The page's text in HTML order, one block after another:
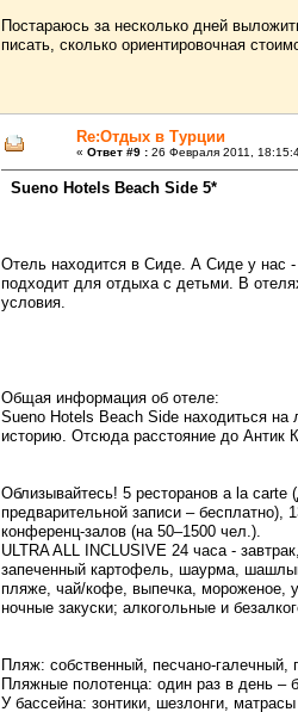
Постараюсь за несколько дней
писать, сколько ориентировочная
Re:Отдых в Турции
« Ответ #9 : 26 Февраля 2011,
Sueno Hotels Beach Side 5*
Отель находится в Сиде. А Сиде у нас
подходит для отдыха с детьми. В
условия.
Общая информация об отеле:
Sueno Hotels Beach Side находиться
историю. Отсюда расстояние до Антик
Облизывайтесь! 5 ресторанов a la сartе
предварительной записи – бесплатно),
конференц-залов (на 50–1500 чел.).
ULTRA ALL INCLUSIVE 24 часа -
запеченный картофель, шаурма,
пляже, чай/кофе, выпечка, мороженое,
ночные закуски; алкогольные и
Пляж: собственный, песчано-галечный,
Пляжные полотенца: один раз в день –
У бассейна: зонтики, шезлонги,